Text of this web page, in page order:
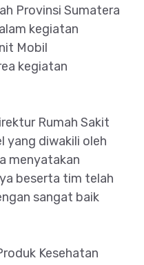
Provinsi Sumatera
kegiatan
Mobil
kegiatan
Rumah Sakit
yang diwakili oleh
menyatakan
beserta tim telah
sangat baik
Kesehatan